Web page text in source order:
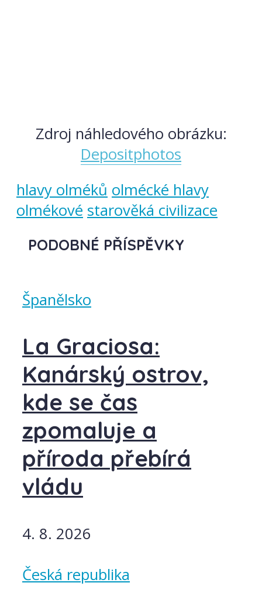
Zdroj náhledového obrázku:
Depositphotos
hlavy olméků olmécké hlavy
olmékové starověká civilizace
PODOBNÉ PŘÍSPĚVKY
Španělsko
La Graciosa:
Kanárský ostrov,
kde se čas
zpomaluje a
příroda přebírá
vládu
4. 8. 2026
Česká republika